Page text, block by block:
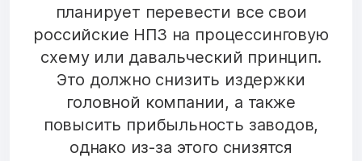
планирует перевести все свои
российские НПЗ на процессинговую
схему или давальческий принцип.
Это должно снизить издержки
головной компании, а также
повысить прибыльность заводов,
однако из-за этого снизятся